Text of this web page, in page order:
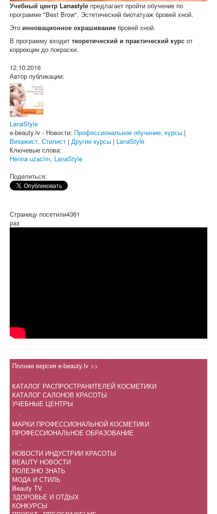
Учебный центр Lanastyle предлагает пройти обучение по
программе "Best Brow". Эстетический биотатуаж бровей хной.
Это инновационное окрашивание бровей хной.
В программу входит теоретический и практический курс от
коррекции до покраски.
12.10.2016
Автор публикации:
LanaStyle
e-beauty.lv - Новости: Профессиональное обучение, курсы |
Визажист, Стилист | Другие курсы | LanaStyle
Ключевые слова:
Henna uzacīm, LanaStyle
Поделиться:
Страницу посетили4361
раз
Полная версия e-beauty.lv >>
.
КАТАЛОГ РАСПРОСТРАНИТЕЛЕЙ КОСМЕТИКИ
КАТАЛОГ САЛОНОВ КРАСОТЫ
УЧЕБНЫЕ ЦЕНТРЫ
.
МАРКИ ПРОФЕССИОНАЛЬНОЙ КОСМЕТИКИ
ПРОФЕССИОНАЛЬНОЕ ОБРАЗОВАНИЕ
.
НОВОСТИ ИНДУСТРИИ КРАСОТЫ
BEAUTY НОВОСТИ
ПОЛЕЗНО ЗНАТЬ
МОДА И СТИЛЬ
Beauty TV
ЗДОРОВЬЕ И ОТДЫХ
КОНКУРСЫ